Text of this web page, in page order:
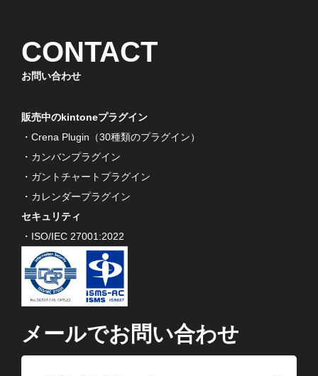
CONTACT
お問い合わせ
販売中のkintoneプラグイン
・Crena Plugin（30種類のプラグイン）
・カンバンプラグイン
・ガントチャートプラグイン
・カレンダープラグイン
セキュリティ
・ISO/IEC 27001:2022
メールでお問い合わせ